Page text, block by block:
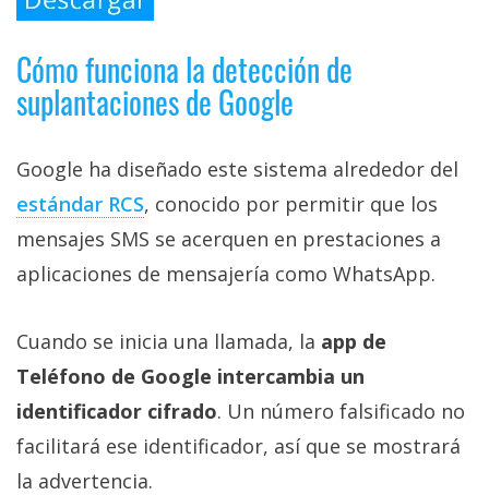
Cómo funciona la detección de
suplantaciones de Google
Google ha diseñado este sistema alrededor del
estándar RCS‎, conocido por permitir que los
mensajes SMS se acerquen en prestaciones a
aplicaciones de mensajería como WhatsApp.
Cuando se inicia una llamada, la app de
Teléfono de Google intercambia un
identificador cifrado. Un número falsificado no
facilitará ese identificador, así que se mostrará
la advertencia.